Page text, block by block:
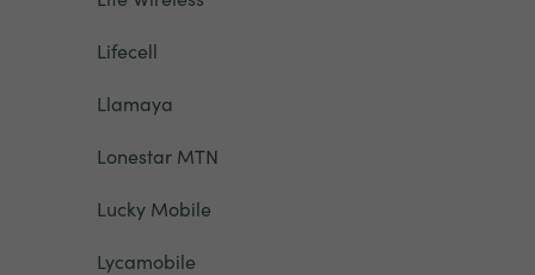
Lifecell
Llamaya
Lonestar MTN
Lucky Mobile
Lycamobile